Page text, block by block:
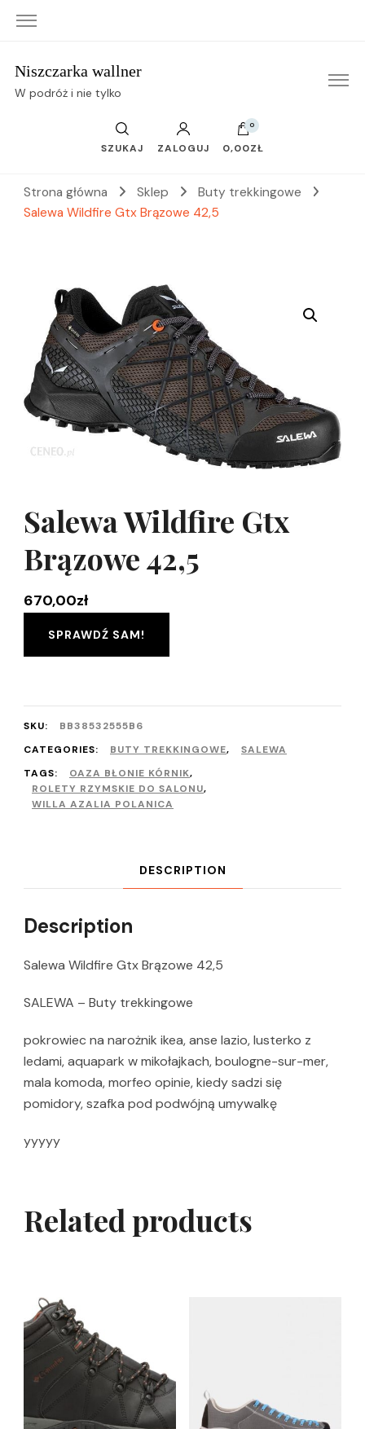
Niszczarka wallner
W podróż i nie tylko
SZUKAJ ZALOGUJ
0
0,00ZŁ
Strona główna Sklep
Buty trekkingowe
Salewa Wildfire Gtx Brązowe 42,5
Salewa Wildfire Gtx
Brązowe 42,5
670,00zł
SPRAWDŹ SAM!
SKU:
BB38532555B6
CATEGORIES:
BUTY TREKKINGOWE,
SALEWA
TAGS:
OAZA BŁONIE KÓRNIK,
ROLETY RZYMSKIE DO SALONU,
WILLA AZALIA POLANICA
DESCRIPTION
Description
Salewa Wildfire Gtx Brązowe 42,5
SALEWA – Buty trekkingowe
pokrowiec na narożnik ikea, anse lazio, lusterko z
ledami, aquapark w mikołajkach, boulogne-sur-mer,
mala komoda, morfeo opinie, kiedy sadzi się
pomidory, szafka pod podwójną umywalkę
yyyyy
Related products